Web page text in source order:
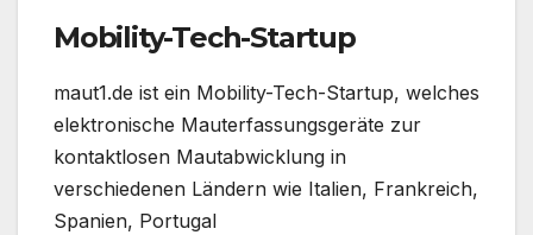
Mobility-Tech-Startup
maut1.de ist ein Mobility-Tech-Startup, welches
elektronische Mauterfassungsgeräte zur
kontaktlosen Mautabwicklung in
verschiedenen Ländern wie Italien, Frankreich,
Spanien, Portugal